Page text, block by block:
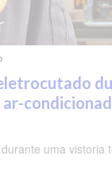
uma vistoria